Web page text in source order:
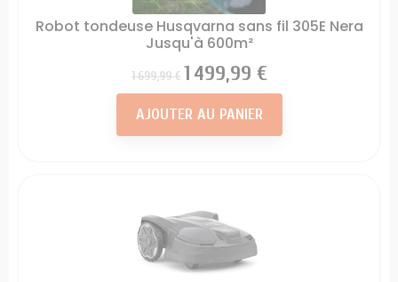
Robot tondeuse Husqvarna sans fil 305E Nera
Jusqu'à 600m²
Prix
1 699,99 € Prix
1 499,99 €
AJOUTER AU PANIER